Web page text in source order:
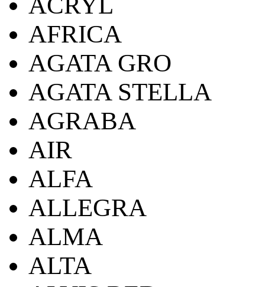
AFRICA
AGATA GRO
AGATA STELLA
AGRABA
AIR
ALFA
ALLEGRA
ALMA
ALTA